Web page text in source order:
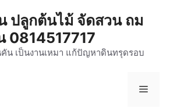
ปลูกต้นไม้ จัดสวน ถม
0814517717
น เป็นงานเหมา แก้ปัญหาดินทรุดรอบ
Menu